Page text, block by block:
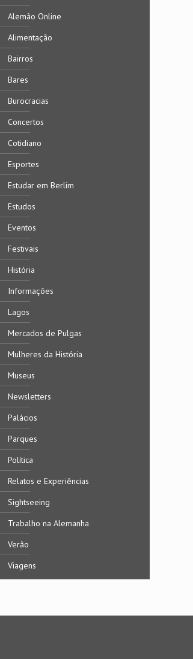
Alemão Online
Alimentação
Bairros
Bares
Burocracias
Concertos
Cotidiano
Esportes
Estudar em Berlim
Estudos
Eventos
Festivais
História
Informações
Lagos
Mercados de Pulgas
Mulheres da História
Museus
Newsletters
Palácios
Parques
Política
Relatos e Experiências
Sightseeing
Trabalho na Alemanha
Verão
Viagens